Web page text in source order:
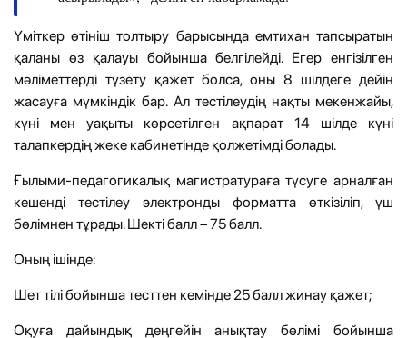
Үміткер өтініш толтыру барысында емтихан тапсыратын
қаланы өз қалауы бойынша белгілейді. Егер енгізілген
мәліметтерді түзету қажет болса, оны 8 шілдеге дейін
жасауға мүмкіндік бар. Ал тестілеудің нақты мекенжайы,
күні мен уақыты көрсетілген ақпарат 14 шілде күні
талапкердің жеке кабинетінде қолжетімді болады.
Ғылыми-педагогикалық магистратураға түсуге арналған
кешенді тестілеу электронды форматта өткізіліп, үш
бөлімнен тұрады. Шекті балл – 75 балл.
Оның ішінде:
Шет тілі бойынша тесттен кемінде 25 балл жинау қажет;
Оқуға дайындық деңгейін анықтау бөлімі бойынша